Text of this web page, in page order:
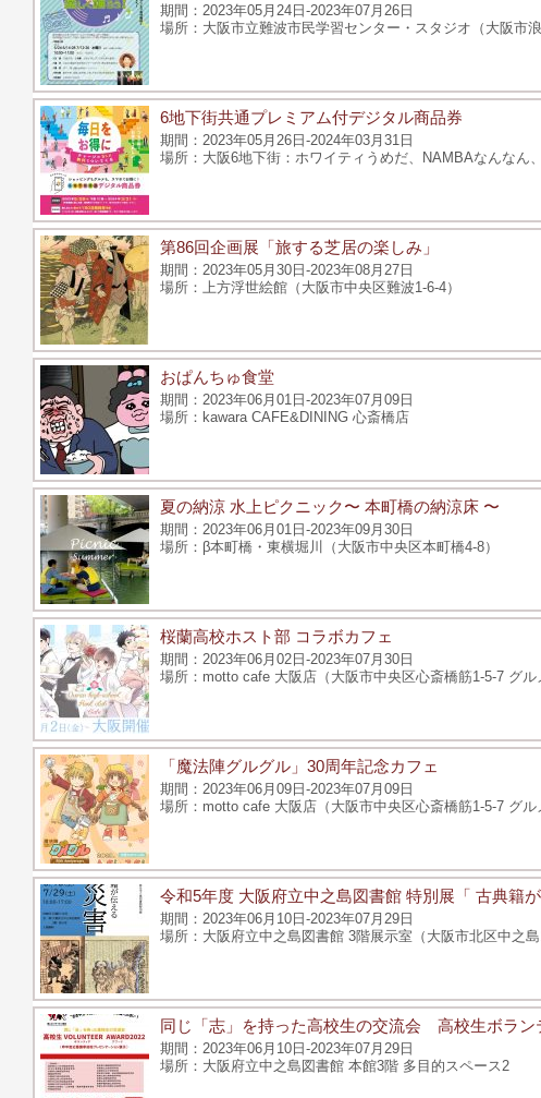
2023年05月24日-2023年07月26日
大阪市立難波市民学習センター・スタジオ（大阪市
6地下街共通プレミアム付デジタル商品券
2023年05月26日-2024年03月31日
大阪6地下街：ホワイティうめだ、NAMBAなんなん
第86回企画展「旅する芝居の楽しみ」
2023年05月30日-2023年08月27日
上方浮世絵館（大阪市中央区難波1-6-4）
おぱんちゅ食堂
2023年06月01日-2023年07月09日
kawara CAFE&DINING 心斎橋店
夏の納涼 水上ピクニック〜 本町橋の納涼床 〜
2023年06月01日-2023年09月30日
β本町橋・東横堀川（大阪市中央区本町橋4-8）
桜蘭高校ホスト部 コラボカフェ
2023年06月02日-2023年07月30日
motto cafe 大阪店（大阪市中央区心斎橋筋1-5-7 グル
「魔法陣グルグル」30周年記念カフェ
2023年06月09日-2023年07月09日
motto cafe 大阪店（大阪市中央区心斎橋筋1-5-7 グル
令和5年度 大阪府立中之島図書館 特別展「 古典籍が
2023年06月10日-2023年07月29日
大阪府立中之島図書館 3階展示室（大阪市北区中之島
同じ「志」を持った高校生の交流会 高校生ボラン
2023年06月10日-2023年07月29日
大阪府立中之島図書館 本館3階 多目的スペース2